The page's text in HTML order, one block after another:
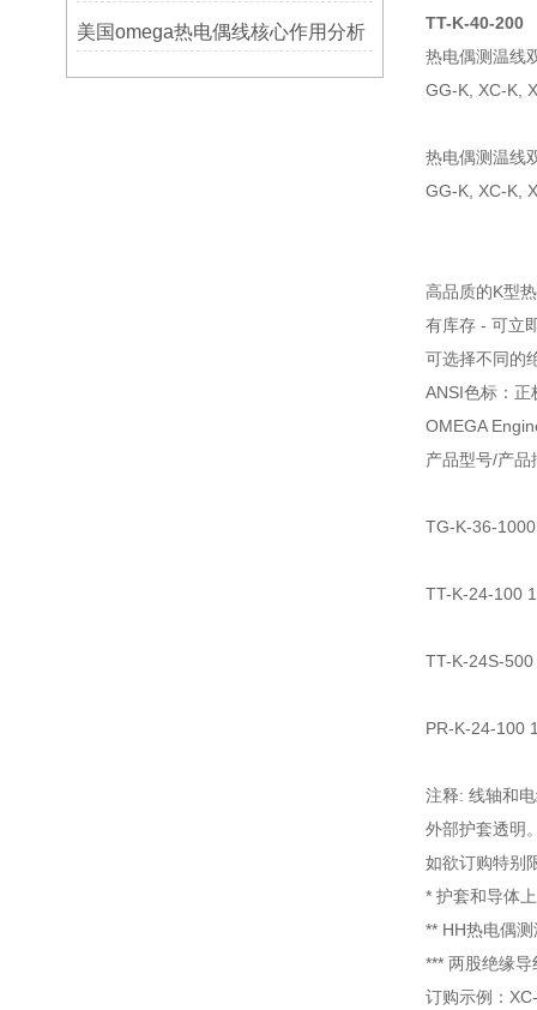
美国omega热电偶线核心作用分析
TT-K-40-200
热电偶测温线
GG-K, XC-K,
热电偶测温线
GG-K, XC-K,
高品质的K型
有库存 - 可立
可选择不同的
ANSI色标：正
OMEGA
产品型号/产品
TG-K-36-
TT-K-24-100
TT-K-24S-
PR-K-24-100
注释: 线轴和
外部护套透明
如欲订购特别
* 护套和导体
** HH热电偶
*** 两股绝缘
订购示例：